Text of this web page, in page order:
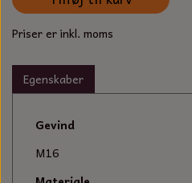
UNIVERSAL
UNIVERSAL
Priser er inkl. moms
Egenskaber
Gevind
M16